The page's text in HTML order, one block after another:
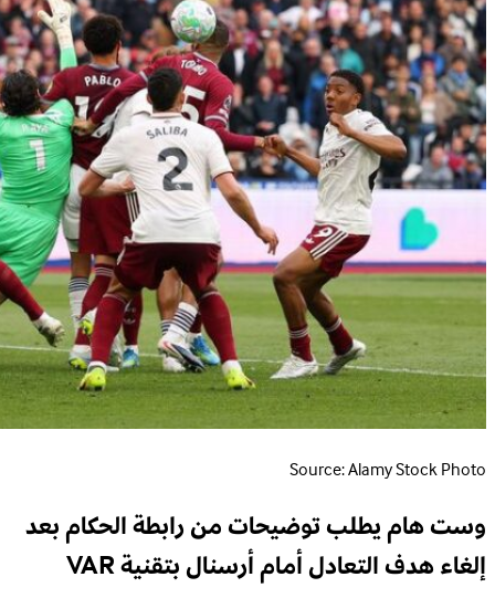
Source: Alamy Stock Photo
وست هام يطلب توضيحات من رابطة الحكام بعد
إلغاء هدف التعادل أمام أرسنال بتقنية VAR